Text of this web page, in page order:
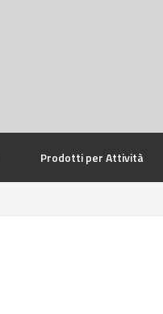
Prodotti per Attività